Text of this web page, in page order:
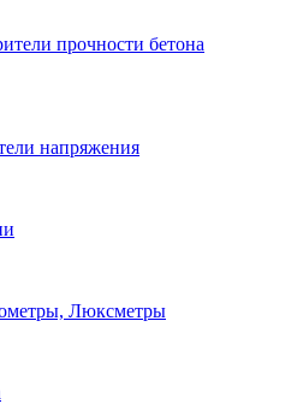
прочности бетона
напряжения
Люксметры